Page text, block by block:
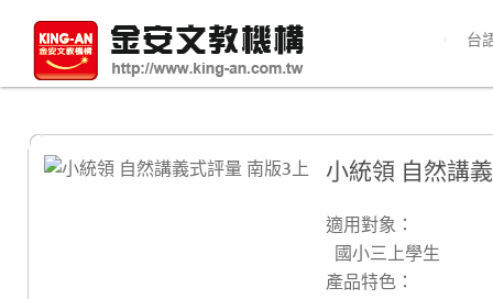
台
小統領 自然講
適用對象：
國小三上學生
產品特色：